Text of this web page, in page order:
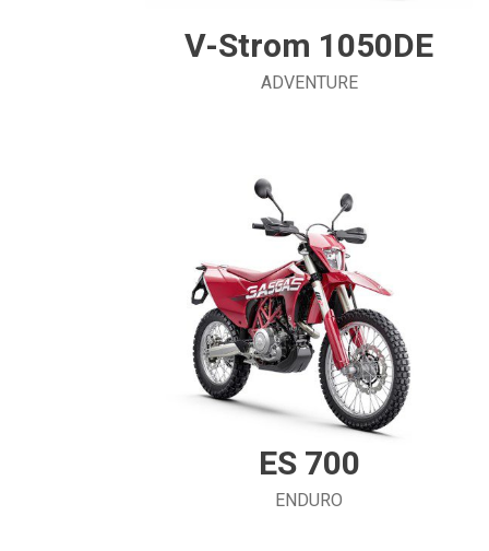
V-Strom 1050DE
ADVENTURE
ES 700
ENDURO